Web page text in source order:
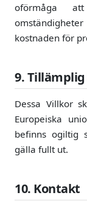
oförmåga
kostnaden för
9. Tillämplig
Dessa Villkor
Europeiska
befinns ogiltig
gälla fullt ut.
10. Kontakt